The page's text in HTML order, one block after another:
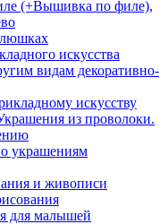
(+Вышивка по филе),
искусства
видам декоративно-
искусству
из проволоки.
украшениям
и живописи
для малышей